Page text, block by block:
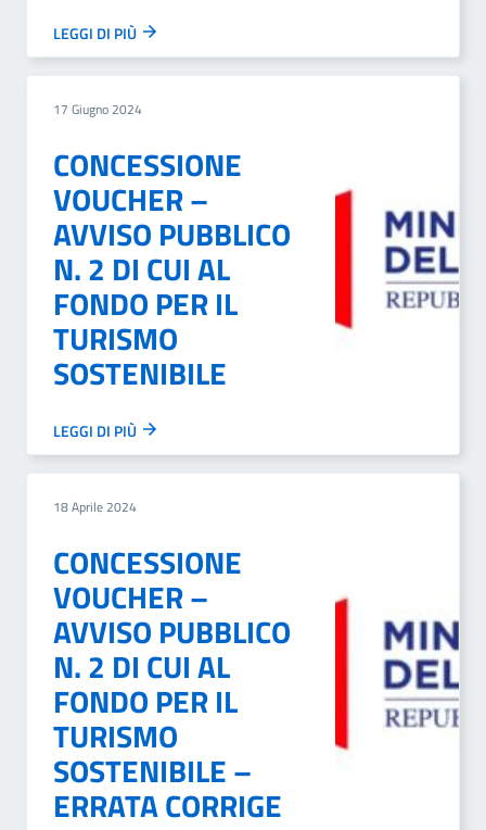
LEGGI DI PIÙ
17 Giugno 2024
CONCESSIONE
VOUCHER –
AVVISO PUBBLICO
N. 2 DI CUI AL
FONDO PER IL
TURISMO
SOSTENIBILE
LEGGI DI PIÙ
18 Aprile 2024
CONCESSIONE
VOUCHER –
AVVISO PUBBLICO
N. 2 DI CUI AL
FONDO PER IL
TURISMO
SOSTENIBILE –
ERRATA CORRIGE